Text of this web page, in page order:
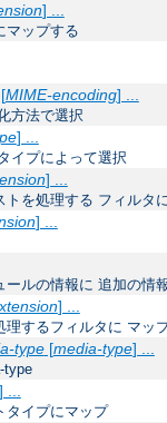
] ...
マップする
MIME-encoding] ...
方法で選択
] ...
イプによって選択
] ...
を処理する フィルタ
] ...
ルの情報に 追加の情
] ...
理するフィルタに マッ
type[media-type] ...
type
...
タイプにマップ